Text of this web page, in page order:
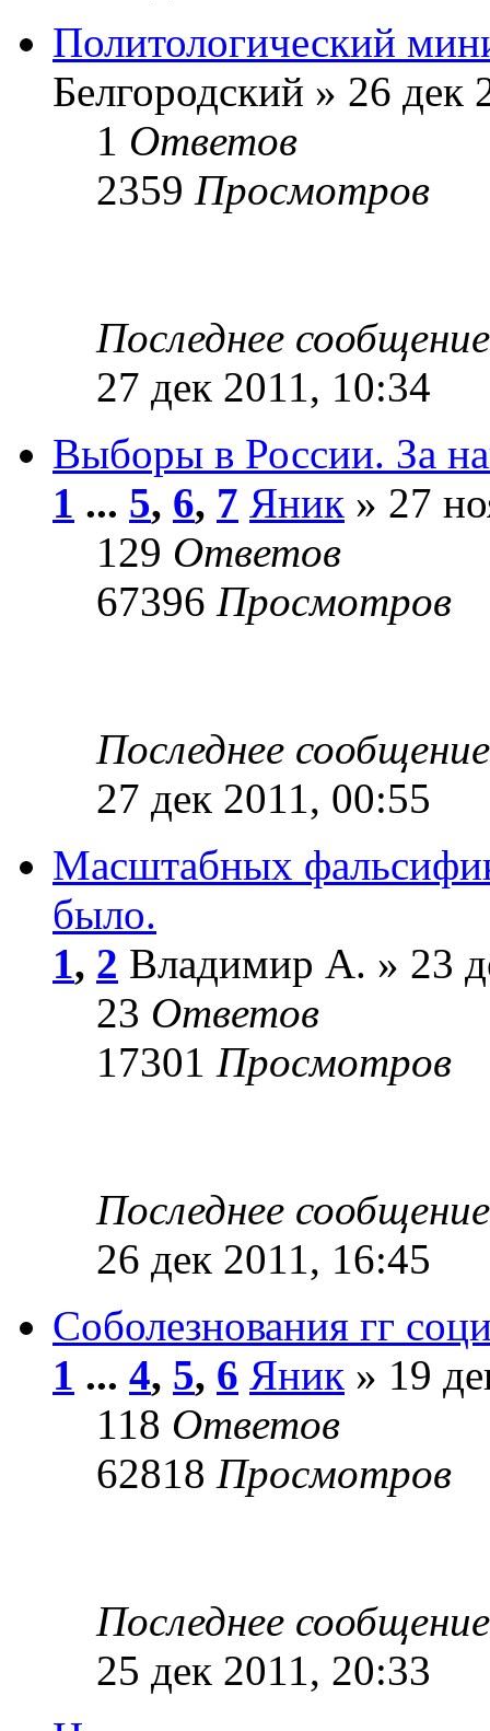
Политологический
Белгородский » 26 дек
1 Ответов
2359 Просмотров
Последнее
27 дек 2011, 10:34
Выборы в России. За
1 ... 5, 6, 7 Яник » 27
129 Ответов
67396 Просмотров
Последнее
27 дек 2011, 00:55
Масштабных
было.
1, 2 Владимир А. » 23
23 Ответов
17301 Просмотров
Последнее
26 дек 2011, 16:45
Соболезнования гг
1 ... 4, 5, 6 Яник » 19
118 Ответов
62818 Просмотров
Последнее
25 дек 2011, 20:33